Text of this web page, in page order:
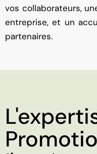
vos collaborateurs,
entreprise, et un
partenaires.